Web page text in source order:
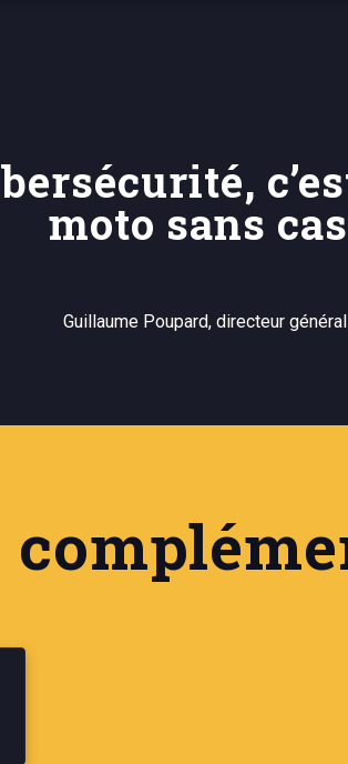
moto sans
Guillaume Poupard, directeur général